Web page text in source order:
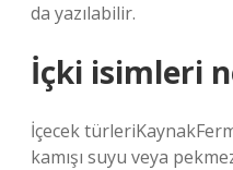
da yazılabilir.
İçki isimleri
İçecek
kamışı suyu veya